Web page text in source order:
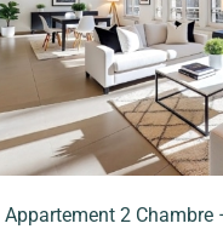
Appartement 2 Chambre